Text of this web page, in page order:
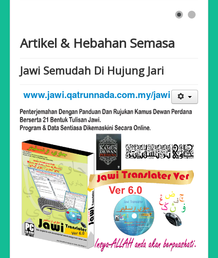
Artikel & Hebahan Semasa
Jawi Semudah Di Hujung Jari
www.jawi.qatrunnada.com.my/jawi